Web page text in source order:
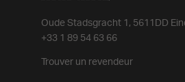
Oude Stadsgracht 1, 5611DD
+33 1 89 54 63 66
Trouver un revendeur